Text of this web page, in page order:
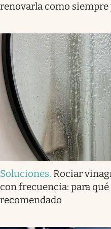
renovarla como siempre
Soluciones. Rociar
con frecuencia: para
recomendado